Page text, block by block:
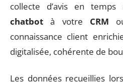
collecte d’avis en
chatbot à votre CRM
connaissance client
digitalisée, cohérente de
Les données recueillies